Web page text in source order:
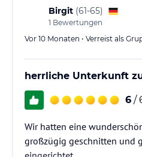
Birgit (61-65)
1 Bewertungen
Vor 10 Monaten • Verreist als
herrliche Unterkunft
6 /
Wir hatten eine
großzügig geschnitten und